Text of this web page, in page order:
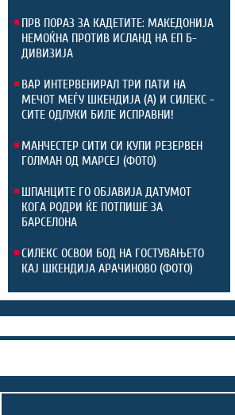
ПРВ ПОРАЗ ЗА КАДЕТИТЕ: МАКЕДОНИЈА
НЕМОЌНА ПРОТИВ ИСЛАНД НА ЕП Б-
ДИВИЗИЈА
ВАР ИНТЕРВЕНИРАЛ ТРИ ПАТИ НА
МЕЧОТ МЕЃУ ШКЕНДИЈА (А) И СИЛЕКС -
СИТЕ ОДЛУКИ БИЛЕ ИСПРАВНИ!
МАНЧЕСТЕР СИТИ СИ КУПИ РЕЗЕРВЕН
ГОЛМАН ОД МАРСЕЈ (ФОТО)
ШПАНЦИТЕ ГО ОБЈАВИЈА ДАТУМОТ
КОГА РОДРИ ЌЕ ПОТПИШЕ ЗА
БАРСЕЛОНА
СИЛЕКС ОСВОИ БОД НА ГОСТУВАЊЕТО
КАЈ ШКЕНДИЈА АРАЧИНОВО (ФОТО)